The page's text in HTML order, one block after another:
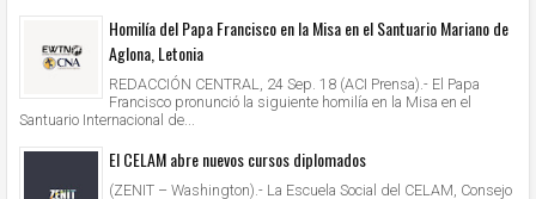
Homilía del Papa Francisco en la Misa en el Santuario Mariano de
Aglona, Letonia
REDACCIÓN CENTRAL, 24 Sep. 18 (ACI Prensa).- El Papa
Francisco pronunció la siguiente homilía en la Misa en el
Santuario Internacional de...
El CELAM abre nuevos cursos diplomados
(ZENIT – Washington).- La Escuela Social del CELAM, Consejo